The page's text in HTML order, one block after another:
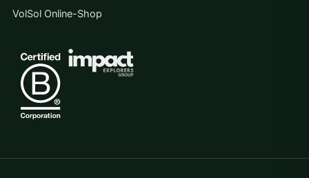
VolSol Online-Shop